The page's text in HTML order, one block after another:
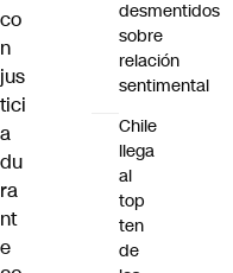
co
n
jus
tici
a
du
ra
nt
e
desmentidos
sobre
relación
sentimental
Chile
llega
al
top
ten
de